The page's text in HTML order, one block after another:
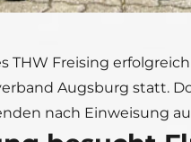
THW Freising
Augsburg
nach Einweisung